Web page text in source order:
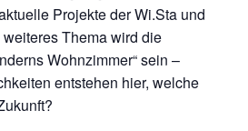
Projekte der Wi.Sta und
Thema wird die
Wohnzimmer“ sein –
entstehen hier, welche